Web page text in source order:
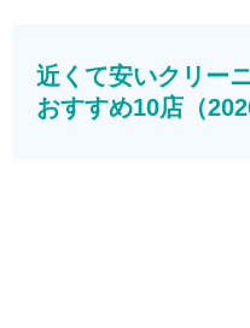
近くて安いクリー
おすすめ10店（